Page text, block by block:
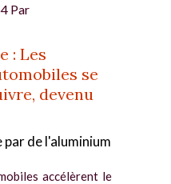
Par
: Les
se
devenu
de l'aluminium
accélèrent le